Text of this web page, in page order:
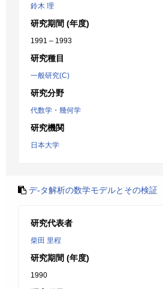
鈴木 理
研究期間 (年度)
1991 – 1993
研究種目
一般研究(C)
研究分野
代数学・幾何学
研究機関
日本大学
デ-タ解析の数学モデルとその検証
研究代表者
柴田 里程
研究期間 (年度)
1990